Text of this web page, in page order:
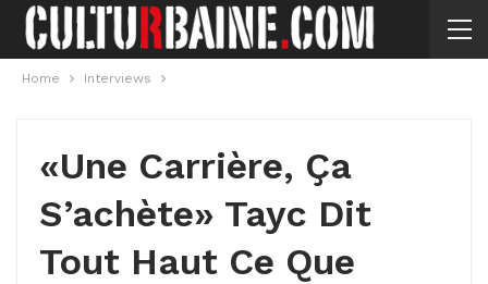
Home Interviews
«Une Carrière, Ça
S’achète» Tayc Dit
Tout Haut Ce Que